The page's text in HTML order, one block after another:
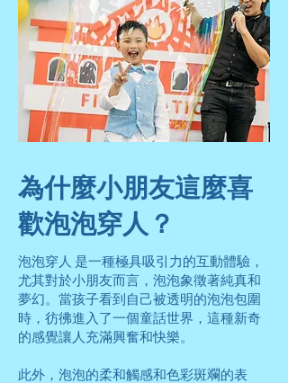
為什麼小朋友這麼喜
歡泡泡穿人？
泡泡穿人 是一種極具吸引力的互動體驗，
尤其對於小朋友而言，泡泡象徵著純真和
夢幻。當孩子看到自己被透明的泡泡包圍
時，彷彿進入了一個童話世界，這種新奇
的感覺讓人充滿興奮和快樂。
此外，泡泡的柔和觸感和色彩斑斕的表